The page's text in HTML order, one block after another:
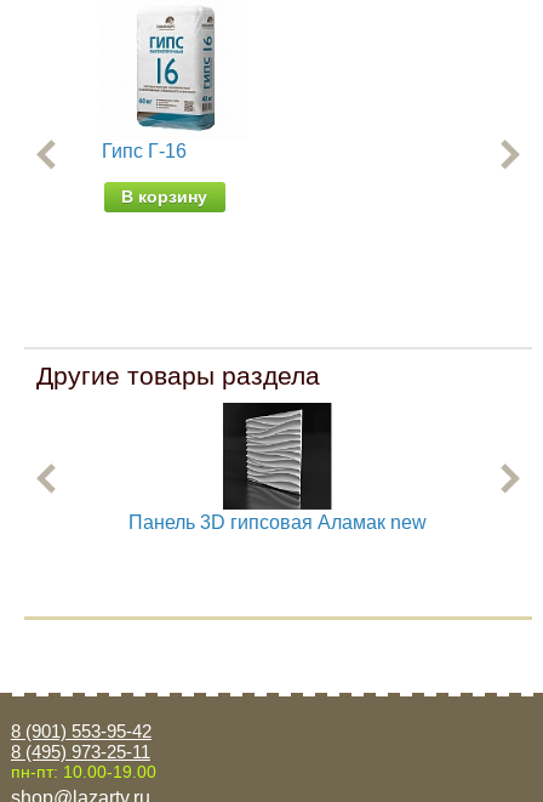
Гипс Г-16
В корзину
Другие товары раздела
Панель 3D гипсовая Аламак new
8 (901) 553-95-42
8 (495) 973-25-11
пн-пт: 10.00-19.00